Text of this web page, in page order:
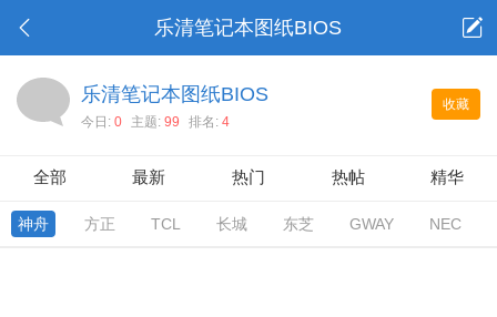
乐清笔记本图纸BIOS
收藏
乐清笔记本图纸BIOS
今日: 0 主题: 99 排名: 4
全部 最新 热门 热帖 精华
神舟 方正 TCL 长城 东芝 GWAY NEC